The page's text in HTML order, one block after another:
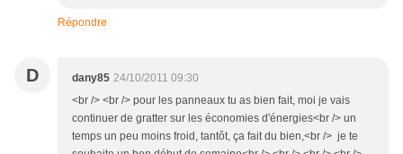
Répondre
D dany85 24/10/2011 09:30
<br /> <br /> pour les panneaux tu as bien fait, moi je vais
continuer de gratter sur les économies d'énergies<br /> un
temps un peu moins froid, tantôt, ça fait du bien,<br /> je te